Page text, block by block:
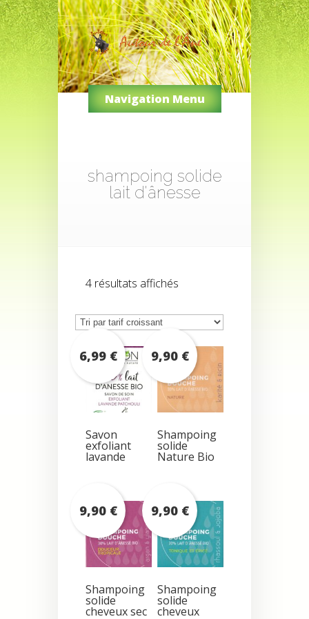
Navigation Menu
shampoing solide
lait d'ânesse
4 résultats affichés
prix
Savon
exfoliant
lavande
6,99 €
Shampoing
solide
Nature Bio
9,90 €
Shampoing
solide
cheveux sec
9,90 €
Shampoing
solide
cheveux
9,90 €